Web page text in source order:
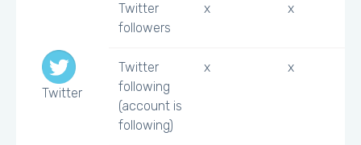
Twitter
Twitter
followers
x x
Twitter
following
(account is
following)
x x